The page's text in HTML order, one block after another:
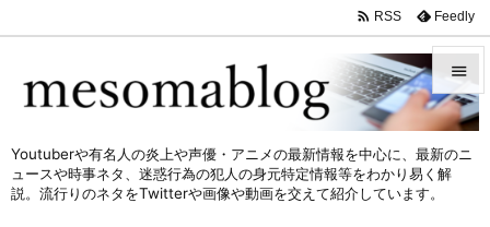



 RSS Feedly
Youtuberや有名人の炎上や声優・アニメの最新情報を中心に、最新のニ
ュースや時事ネタ、迷惑行為の犯人の身元特定情報等をわかり易く解
説。流行りのネタをTwitterや画像や動画を交えて紹介しています。